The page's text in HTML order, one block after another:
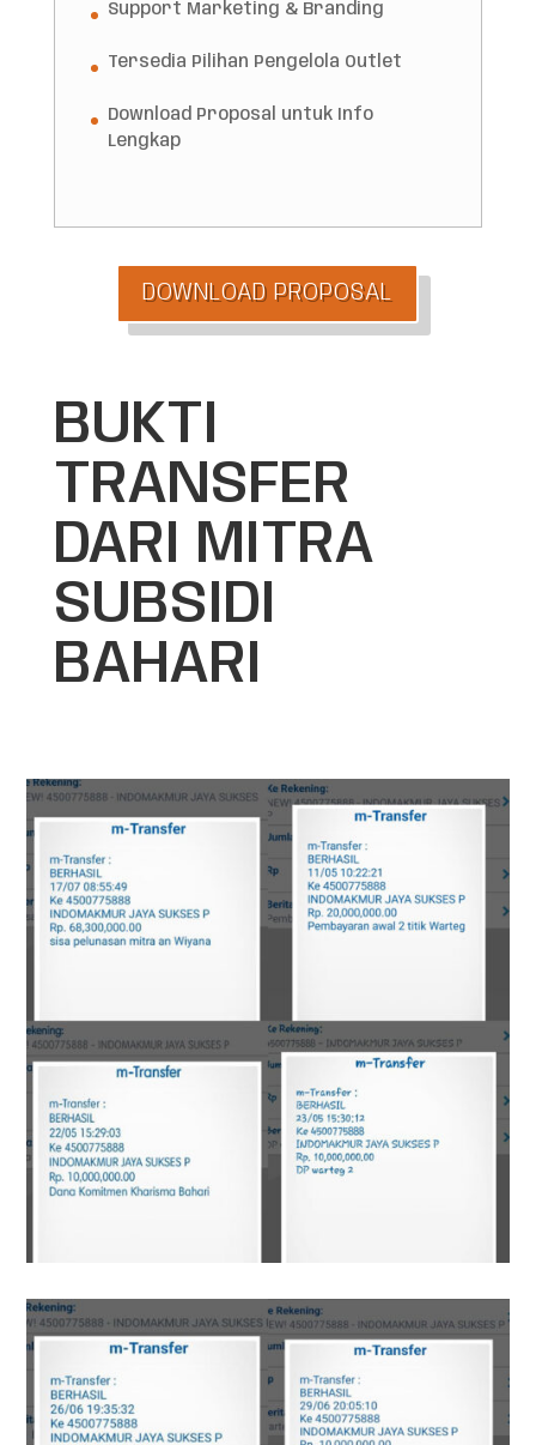
Support Marketing & Branding
Tersedia Pilihan Pengelola Outlet
Download Proposal untuk Info
Lengkap
DOWNLOAD PROPOSAL
BUKTI
TRANSFER
DARI MITRA
SUBSIDI
BAHARI